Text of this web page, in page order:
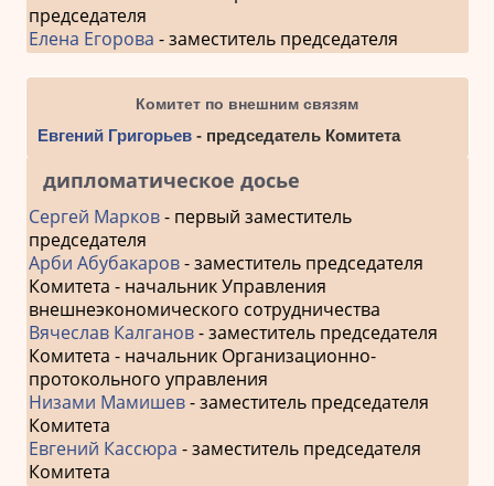
председателя
Елена Егорова - заместитель председателя
Комитет по внешним связям
Евгений Григорьев- председатель Комитета
дипломатическое досье
Сергей Марков- первый заместитель
председателя
Арби Абубакаров- заместитель председателя
Комитета - начальник Управления
внешнеэкономического сотрудничества
Вячеслав Калганов- заместитель председателя
Комитета - начальник Организационно-
протокольного управления
Низами Мамишев- заместитель председателя
Комитета
Евгений Кассюра - заместитель председателя
Комитета